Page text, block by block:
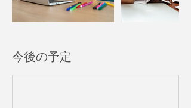
今後の予定